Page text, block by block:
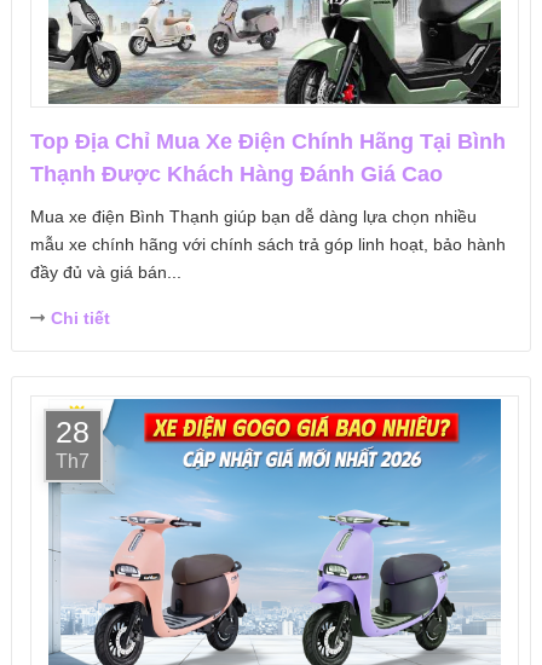
Top Địa Chỉ Mua Xe Điện Chính Hãng Tại Bình
Thạnh Được Khách Hàng Đánh Giá Cao
Mua xe điện Bình Thạnh giúp bạn dễ dàng lựa chọn nhiều
mẫu xe chính hãng với chính sách trả góp linh hoạt, bảo hành
đầy đủ và giá bán...
Chi tiết
28
Th7